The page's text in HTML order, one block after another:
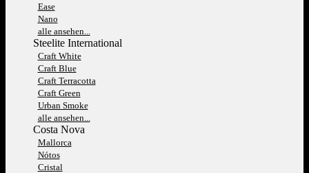
Ease
Nano
alle ansehen...
Steelite International
Craft White
Craft Blue
Craft Terracotta
Craft Green
Urban Smoke
alle ansehen...
Costa Nova
Mallorca
Nótos
Cristal